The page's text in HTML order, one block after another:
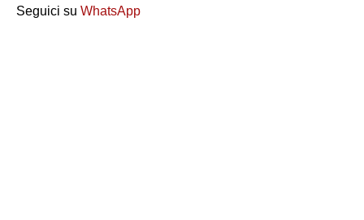
Seguici su WhatsApp